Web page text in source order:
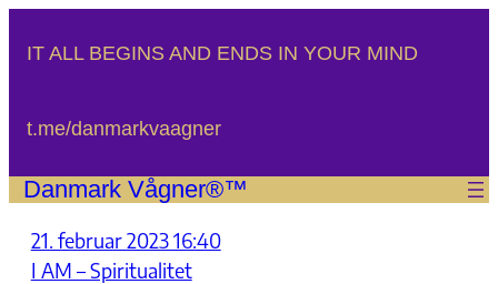
IT ALL BEGINS AND ENDS IN YOUR MIND
t.me/danmarkvaagner
Danmark Vågner®™
21. februar 2023 16:40
I AM – Spiritualitet